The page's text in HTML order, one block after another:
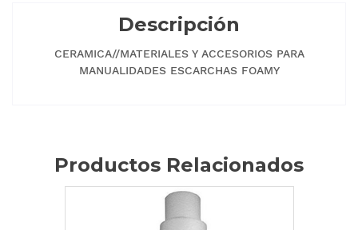
Descripción
CERAMICA//MATERIALES Y ACCESORIOS PARA
MANUALIDADES ESCARCHAS FOAMY
Productos Relacionados